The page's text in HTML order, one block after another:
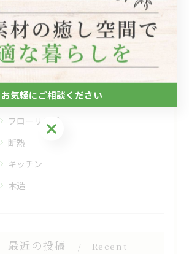
カテゴリー Categories
全てのカテゴリー
自然素材
フローリング
断熱
キッチン
木造
最近の投稿
Recent
お気軽にご相談ください
お気軽にご相談ください